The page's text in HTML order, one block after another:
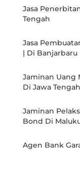
Jasa
Tengah
Jasa
| Di Banjarbaru
Jaminan Uang
Di Jawa Tengah
Jaminan
Bond Di
Agen Bank